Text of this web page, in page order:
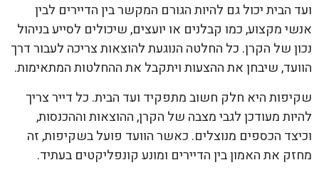
ועד הבית יכול גם להיות הגורם המקשר בין הדיירים לבין
אנשי מקצוע, כמו קבלנים או יועצים, שיכולים לסייע בניהול
נכון של הקרן. כל החלטה הנוגעת להוצאות צריכה לעבור דרך
הוועד, שיבחן את ההצעות ויתקבל את ההחלטות המתאימות.
שקיפות היא חלק חשוב מתפקיד ועד הבית. כל דייר צריך
להיות מעודכן לגבי מצבה של הקרן, ההוצאות וההכנסות,
וכיצד הכספים מנוצלים. כאשר הוועד פועל בשקיפות, זה
מחזק את האמון בין הדיירים ומונע קונפליקטים בעתיד.